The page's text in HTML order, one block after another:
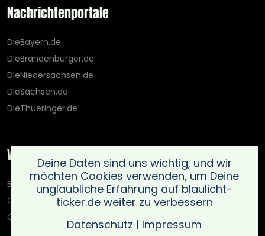
Nachrichtenportale
DieBayern.de
DieBrandenburger.de
DieNiedersachsen.de
DieSachsen.de
DieThueringer.de
Weitere Portale
Blaulicht-Ticker.de
Oberlausitz.holiday
OnlinedatingKompass.de
Deine Daten sind uns wichtig, und wir
möchten Cookies verwenden, um Deine
unglaubliche Erfahrung auf blaulicht-
ticker.de weiter zu verbessern
Datenschutz | Impressum